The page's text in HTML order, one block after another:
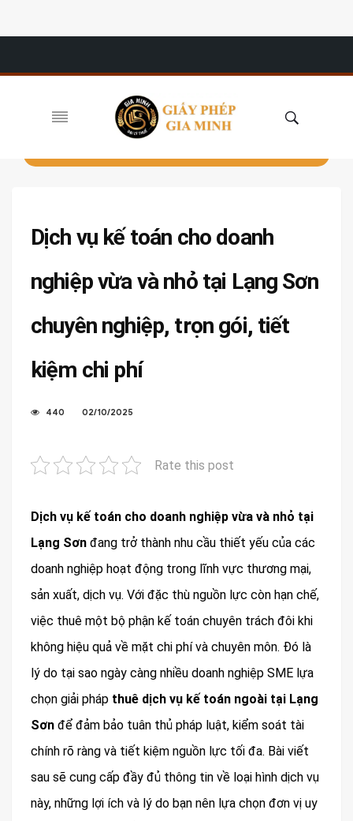
Dịch vụ kế toán cho doanh
nghiệp vừa và nhỏ tại Lạng Sơn
chuyên nghiệp, trọn gói, tiết
kiệm chi phí
440 02/10/2025
Rate this post
Dịch vụ kế toán cho doanh nghiệp vừa và nhỏ tại
Lạng Sơn đang trở thành nhu cầu thiết yếu của các
doanh nghiệp hoạt động trong lĩnh vực thương mại,
sản xuất, dịch vụ. Với đặc thù nguồn lực còn hạn chế,
việc thuê một bộ phận kế toán chuyên trách đôi khi
không hiệu quả về mặt chi phí và chuyên môn. Đó là
lý do tại sao ngày càng nhiều doanh nghiệp SME lựa
chọn giải pháp thuê dịch vụ kế toán ngoài tại Lạng
Sơn để đảm bảo tuân thủ pháp luật, kiểm soát tài
chính rõ ràng và tiết kiệm nguồn lực tối đa. Bài viết
sau sẽ cung cấp đầy đủ thông tin về loại hình dịch vụ
này, những lợi ích và lý do bạn nên lựa chọn đơn vị uy